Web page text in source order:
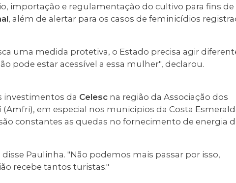
importação e regulamentação do cultivo para fins de
, além de alertar para os casos de feminicídios
uma medida protetiva, o Estado precisa agir
pode estar acessível a essa mulher", declarou.
investimentos da Celesc na região da Associação dos
em especial nos municípios da Costa
constantes as quedas no fornecimento de energia
Paulinha. "Não podemos mais passar por isso,
recebe tantos turistas."